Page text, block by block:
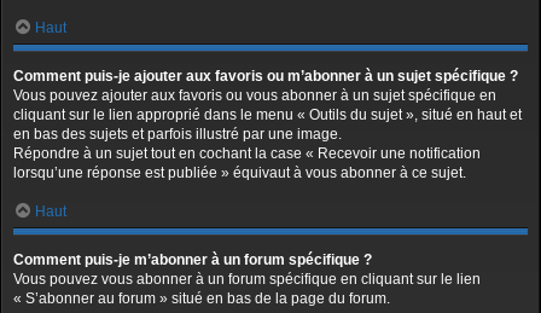
Haut
Comment puis-je ajouter aux favoris ou m’abonner à un sujet spécifique ?
Vous pouvez ajouter aux favoris ou vous abonner à un sujet spécifique en
cliquant sur le lien approprié dans le menu « Outils du sujet », situé en haut et
en bas des sujets et parfois illustré par une image.
Répondre à un sujet tout en cochant la case « Recevoir une notification
lorsqu’une réponse est publiée » équivaut à vous abonner à ce sujet.
Haut
Comment puis-je m’abonner à un forum spécifique ?
Vous pouvez vous abonner à un forum spécifique en cliquant sur le lien
« S’abonner au forum » situé en bas de la page du forum.